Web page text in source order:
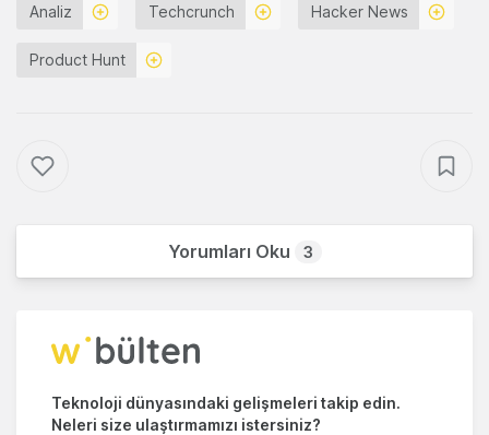
Analiz Techcrunch Hacker News
Product Hunt
Yorumları Oku 3
Teknoloji dünyasındaki gelişmeleri takip edin.
Neleri size ulaştırmamızı istersiniz?